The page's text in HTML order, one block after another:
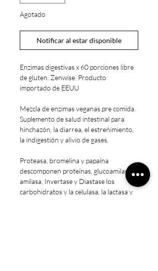
Agotado
Notificar al estar disponible
Enzimas digestivas x 60 porciones libre
de gluten. Zenwise. Producto
importado de EEUU
Mezcla de enzimas veganas pre comida.
Suplemento de salud intestinal para
hinchazón, la diarrea, el estreñimiento,
la indigestión y alivio de gases.
Proteasa, bromelina y papaína
descomponen proteínas, glucoamilasa,
amilasa, Invertase y Diastase los
carbohidratos y la celulasa, la lactasa y